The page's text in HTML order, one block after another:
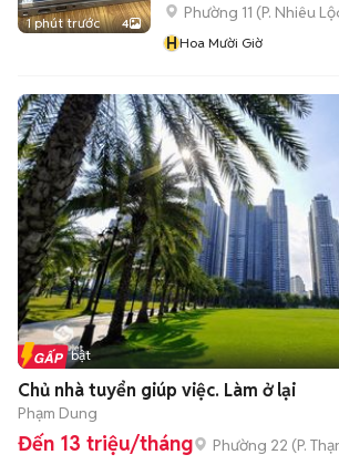
1 phút trước 4
Phường 11 (P. Nhiêu
HHoa Mười Giờ
Tin nổi bật
Chủ nhà tuyển giúp việc. Làm ở lại
Phạm Dung
Đến 13 triệu/tháng Phường 22 (P.